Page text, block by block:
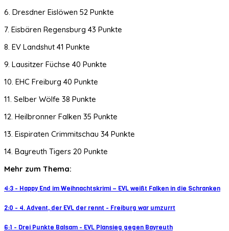
6. Dresdner Eislöwen 52 Punkte
7. Eisbären Regensburg 43 Punkte
8. EV Landshut 41 Punkte
9. Lausitzer Füchse 40 Punkte
10. EHC Freiburg 40 Punkte
11. Selber Wölfe 38 Punkte
12. Heilbronner Falken 35 Punkte
13. Eispiraten Crimmitschau 34 Punkte
14. Bayreuth Tigers 20 Punkte
Mehr zum Thema:
4:3 - Happy End im Weihnachtskrimi – EVL weißt Falken in die Schranken
2:0 - 4. Advent, der EVL der rennt - Freiburg war umzurrt
6:1 - Drei Punkte Balsam - EVL Plansieg gegen Bayreuth